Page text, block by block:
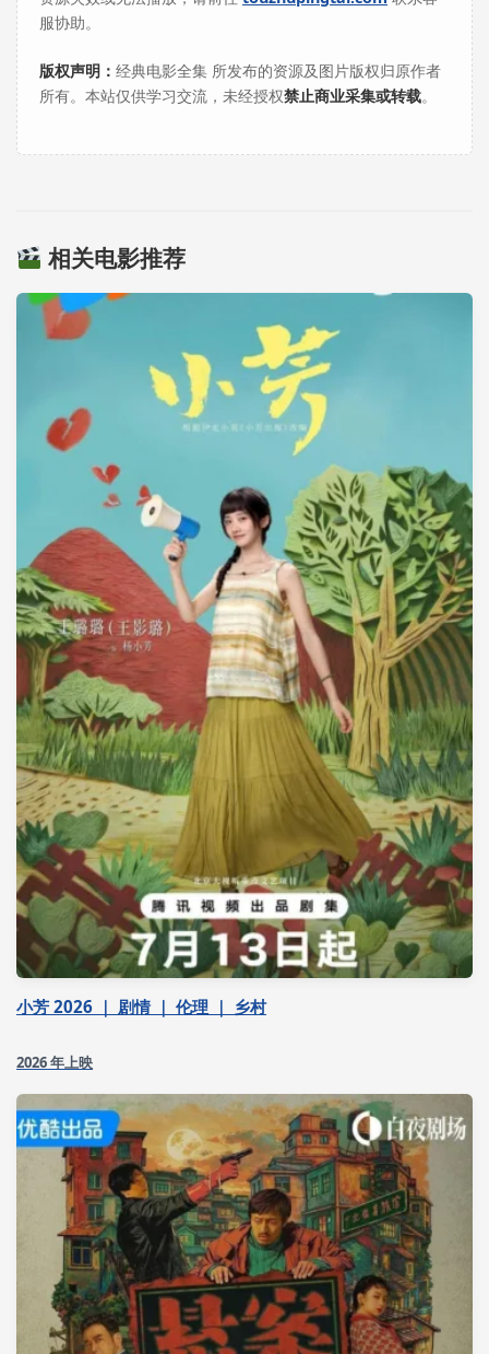
服协助。
版权声明： 经典电影全集 所发布的资源及图片版权归原作者
所有。本站仅供学习交流，未经授权禁止商业采集或转载。
相关电影推荐
小芳 2026 ｜ 剧情 ｜ 伦理 ｜ 乡村
2026 年上映